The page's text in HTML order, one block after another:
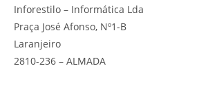
Inforestilo – Informática Lda
Praça José Afonso, Nº1-B
Laranjeiro
2810-236 – ALMADA